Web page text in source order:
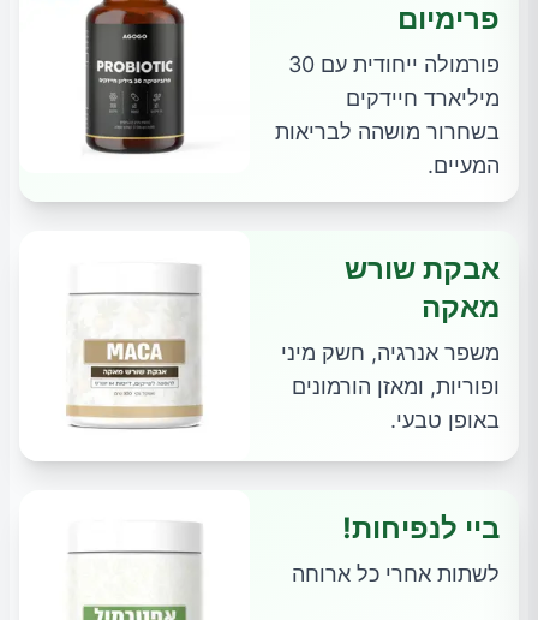
פרימיום
פורמולה ייחודית עם 30
מיליארד חיידקים
בשחרור מושהה לבריאות
המעיים.
אבקת שורש
מאקה
משפר אנרגיה, חשק מיני
ופוריות, ומאזן הורמונים
באופן טבעי.
ביי לנפיחות!
לשתות אחרי כל ארוחה